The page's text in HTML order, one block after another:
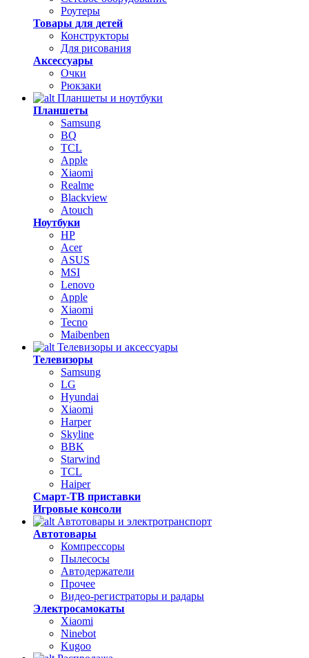
Роутеры
Товары для детей
Конструкторы
Для рисования
Аксессуары
Очки
Рюкзаки
Планшеты и ноутбуки
Планшеты
Samsung
BQ
TCL
Apple
Xiaomi
Realme
Blackview
Atouch
Ноутбуки
HP
Acer
ASUS
MSI
Lenovo
Apple
Xiaomi
Tecno
Maibenben
Телевизоры и аксессуары
Телевизоры
Samsung
LG
Hyundai
Xiaomi
Harper
Skyline
BBK
Starwind
TCL
Haiper
Смарт-ТВ приставки
Игровые консоли
Автотовары и электротранспорт
Автотовары
Компрессоры
Пылесосы
Автодержатели
Прочее
Видео-регистраторы и радары
Электросамокаты
Xiaomi
Ninebot
Kugoo